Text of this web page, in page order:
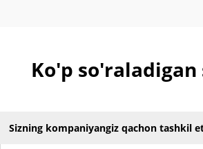
Ko'p
Sizning kompaniyangiz qachon tashkil